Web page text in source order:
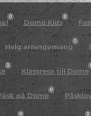
0
Dome Kids
0
Helg arrangemang
0
0
Klassresa till Dome
på Dome
0
0 0